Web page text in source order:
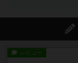
レビュー